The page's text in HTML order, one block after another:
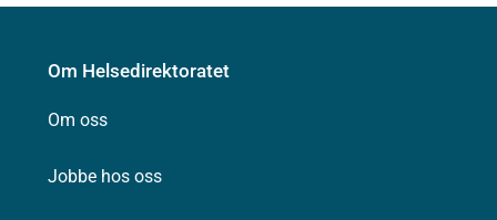
Om Helsedirektoratet
Om oss
Jobbe hos oss